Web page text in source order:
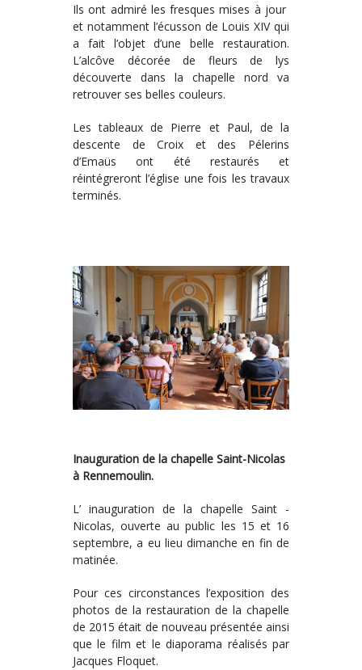
Ils ont admiré les fresques mises à jour
et notamment l’écusson de Louis XIV qui
a fait l’objet d’une belle restauration.
L’alcôve décorée de fleurs de lys
découverte dans la chapelle nord va
retrouver ses belles couleurs.
Les tableaux de Pierre et Paul, de la
descente de Croix et des Pélerins
d’Emaüs ont été restaurés et
réintégreront l’église une fois les travaux
terminés.
Inauguration de la chapelle Saint-Nicolas
à Rennemoulin.
L’ inauguration de la chapelle Saint -
Nicolas, ouverte au public les 15 et 16
septembre, a eu lieu dimanche en fin de
matinée.
Pour ces circonstances l’exposition des
photos de la restauration de la chapelle
de 2015 était de nouveau présentée ainsi
que le film et le diaporama réalisés par
Jacques Floquet.